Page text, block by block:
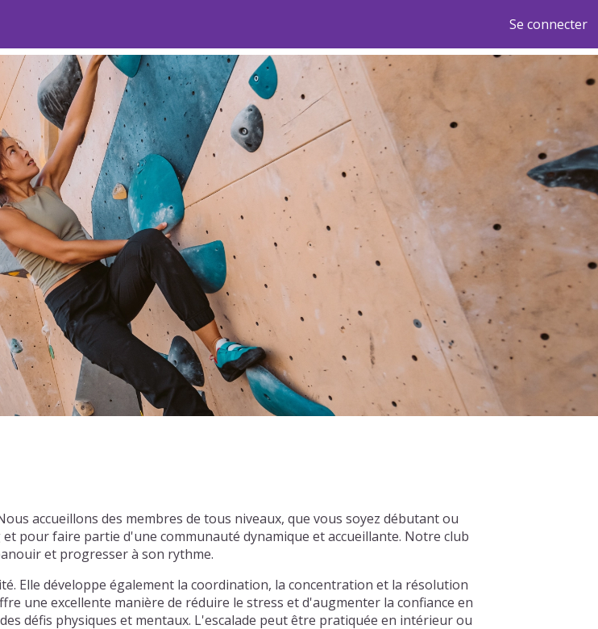
Se connecter
accueillons des membres de tous niveaux, que vous soyez débutant ou
pour faire partie d'une communauté dynamique et accueillante. Notre club
et progresser à son rythme.
Elle développe également la coordination, la concentration et la résolution
une excellente manière de réduire le stress et d'augmenter la confiance en
défis physiques et mentaux. L'escalade peut être pratiquée en intérieur ou